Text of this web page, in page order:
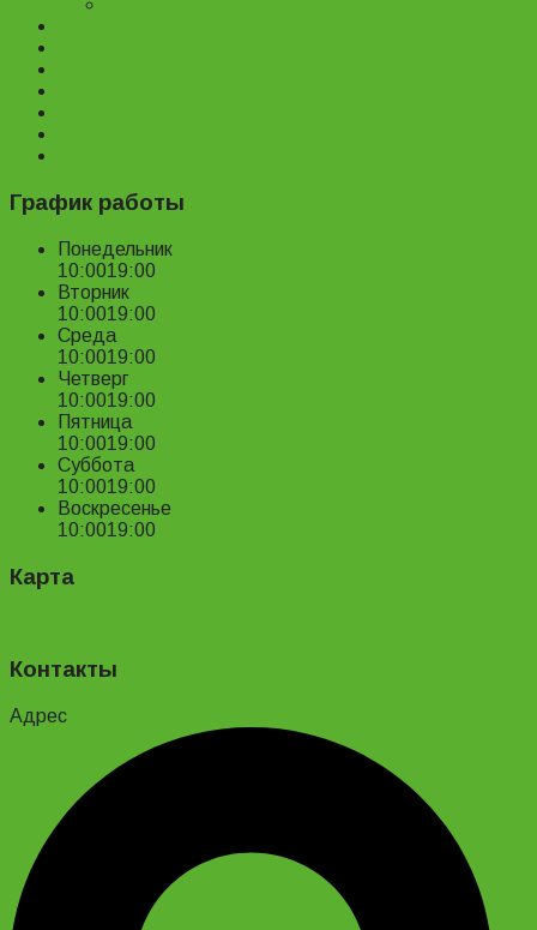
График работы
Понедельник
10:0019:00
Вторник
10:0019:00
Среда
10:0019:00
Четверг
10:0019:00
Пятница
10:0019:00
Суббота
10:0019:00
Воскресенье
10:0019:00
Карта
Контакты
Адрес